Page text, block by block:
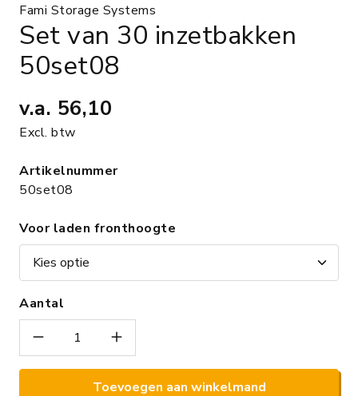
Fami Storage Systems
Set van 30 inzetbakken
50set08
v.a. 56,10
Excl. btw
Artikelnummer
50set08
Voor laden fronthoogte
Aantal
Toevoegen aan winkelmand